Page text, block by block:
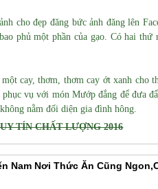
cho đẹp đăng bức ảnh đăng lên
phủ một phần của gạo. Có hai
cay, thơm, thơm cay ớt xanh
phục vụ với món Mướp đắng để đưa
nằm đối diện gia đình hông.
TÍN CHẤT LƯỢNG 2016
Nam Nơi Thức Ăn Cũng